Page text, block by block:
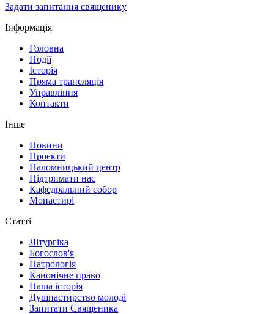
Задати запитання священику
Інформація
Головна
Події
Історія
Пряма трансляція
Управління
Контакти
Інше
Новини
Проєкти
Паломницький центр
Підтримати нас
Кафедральний собор
Монастирі
Статті
Літургіка
Богослов'я
Патрологія
Канонічне право
Наша історія
Душпастирство молоді
Запитати Священика